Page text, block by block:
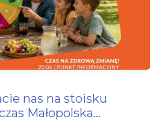
nas na stoisku
Małopolska…